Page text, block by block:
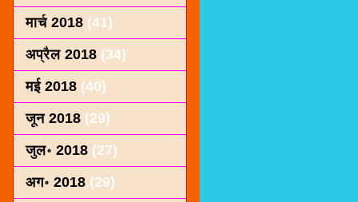
मार्च 2018 (41)
अप्रैल 2018 (34)
मई 2018 (40)
जून 2018 (29)
जुल॰ 2018 (27)
अग॰ 2018 (29)